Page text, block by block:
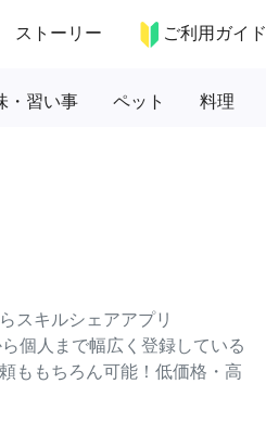
ストーリー ご利用ガイド
・習い事 ペット 料理
スキルシェアアプリ
個人まで幅広く登録している
ももちろん可能！低価格・高